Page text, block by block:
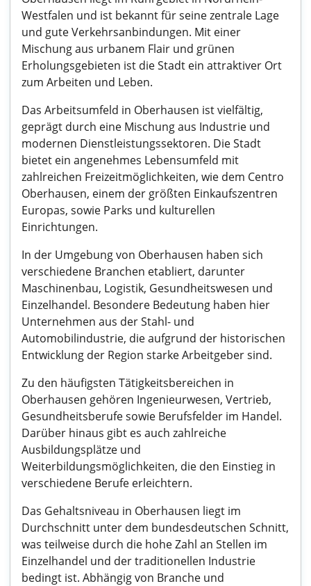
Westfalen und ist bekannt für seine zentrale Lage
und gute Verkehrsanbindungen. Mit einer
Mischung aus urbanem Flair und grünen
Erholungsgebieten ist die Stadt ein attraktiver Ort
zum Arbeiten und Leben.
Das Arbeitsumfeld in Oberhausen ist vielfältig,
geprägt durch eine Mischung aus Industrie und
modernen Dienstleistungssektoren. Die Stadt
bietet ein angenehmes Lebensumfeld mit
zahlreichen Freizeitmöglichkeiten, wie dem Centro
Oberhausen, einem der größten Einkaufszentren
Europas, sowie Parks und kulturellen
Einrichtungen.
In der Umgebung von Oberhausen haben sich
verschiedene Branchen etabliert, darunter
Maschinenbau, Logistik, Gesundheitswesen und
Einzelhandel. Besondere Bedeutung haben hier
Unternehmen aus der Stahl- und
Automobilindustrie, die aufgrund der historischen
Entwicklung der Region starke Arbeitgeber sind.
Zu den häufigsten Tätigkeitsbereichen in
Oberhausen gehören Ingenieurwesen, Vertrieb,
Gesundheitsberufe sowie Berufsfelder im Handel.
Darüber hinaus gibt es auch zahlreiche
Ausbildungsplätze und
Weiterbildungsmöglichkeiten, die den Einstieg in
verschiedene Berufe erleichtern.
Das Gehaltsniveau in Oberhausen liegt im
Durchschnitt unter dem bundesdeutschen Schnitt,
was teilweise durch die hohe Zahl an Stellen im
Einzelhandel und der traditionellen Industrie
bedingt ist. Abhängig von Branche und